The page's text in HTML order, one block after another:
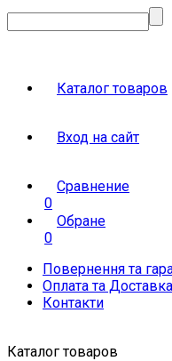
Каталог товаров
Вход на сайт
Сравнение
0
Обране
0
Повернення та
Оплата та Доставка
Контакти
Каталог товаров